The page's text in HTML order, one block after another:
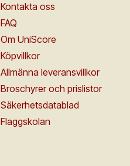
Kontakta oss
FAQ
Om UniScore
Köpvillkor
Allmänna leveransvillkor
Broschyrer och prislistor
Säkerhetsdatablad
Flaggskolan